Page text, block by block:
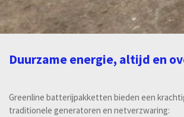
Duurzame energie, altijd en
Greenline batterijpakketten bieden een
traditionele generatoren en netverzwaring: